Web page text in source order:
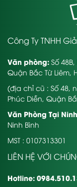
Công Ty TNHH
Văn phòng: Số
Quận Bắc Từ Liêm,
(địa chỉ cũ : Số 48,
Phúc Diễn, Quận
Văn Phòng Tại
Ninh Bình
MST : 0107313301
LIÊN HỆ VỚI
Hotline: